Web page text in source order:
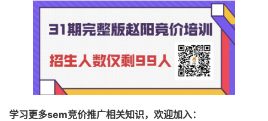
学习更多sem竞价推广相关知识，欢迎加入：